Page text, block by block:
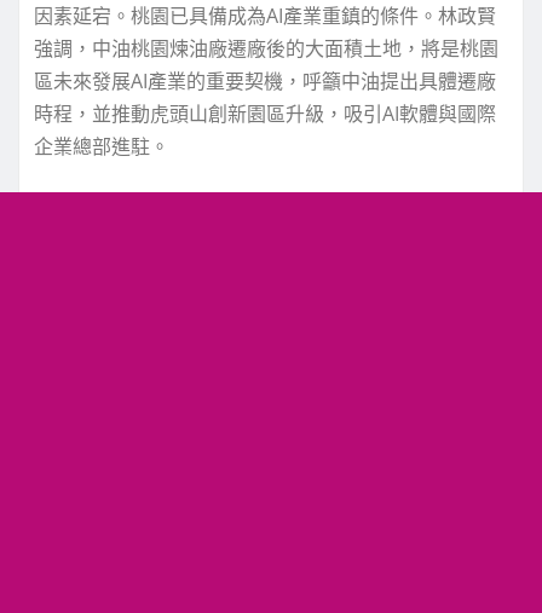
因素延宕。桃園已具備成為AI產業重鎮的條件。林政賢
強調，中油桃園煉油廠遷廠後的大面積土地，將是桃園
區未來發展AI產業的重要契機，呼籲中油提出具體遷廠
時程，並推動虎頭山創新園區升級，吸引AI軟體與國際
企業總部進駐。